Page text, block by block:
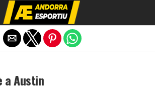
a Austin
Exit mobile version